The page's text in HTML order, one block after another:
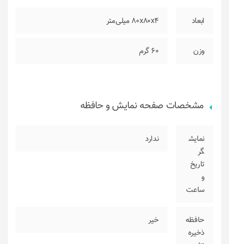
ابعاد 80x80x4 میلی‌متر
وزن 60 گرم
مشخصات صفحه نمایش و حافظه
نمایش
گر
تاریخ
و
ساعت
ندارد
حافظه
ذخیره
خیر